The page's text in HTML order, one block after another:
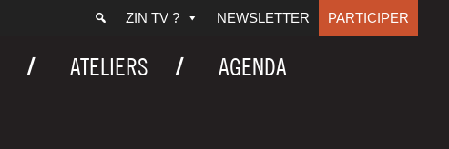
ZIN TV ? NEWSLETTER PARTICIPER
ATELIERS AGENDA